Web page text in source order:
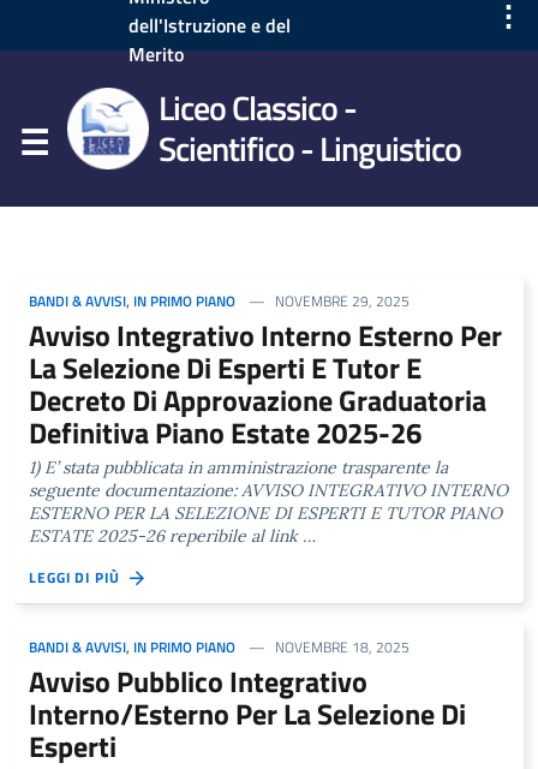
dell'Istruzione e del
Merito
⋮
Liceo Classico -
Scientifico - Linguistico
BANDI & AVVISI, IN PRIMO PIANO NOVEMBRE 29, 2025
Avviso Integrativo Interno Esterno Per
La Selezione Di Esperti E Tutor E
Decreto Di Approvazione Graduatoria
Definitiva Piano Estate 2025-26
1) E’ stata pubblicata in amministrazione trasparente la
seguente documentazione: AVVISO INTEGRATIVO INTERNO
ESTERNO PER LA SELEZIONE DI ESPERTI E TUTOR PIANO
ESTATE 2025-26 reperibile al link …
LEGGI DI PIÙ
BANDI & AVVISI, IN PRIMO PIANO NOVEMBRE 18, 2025
Avviso Pubblico Integrativo
Interno/Esterno Per La Selezione Di
Esperti